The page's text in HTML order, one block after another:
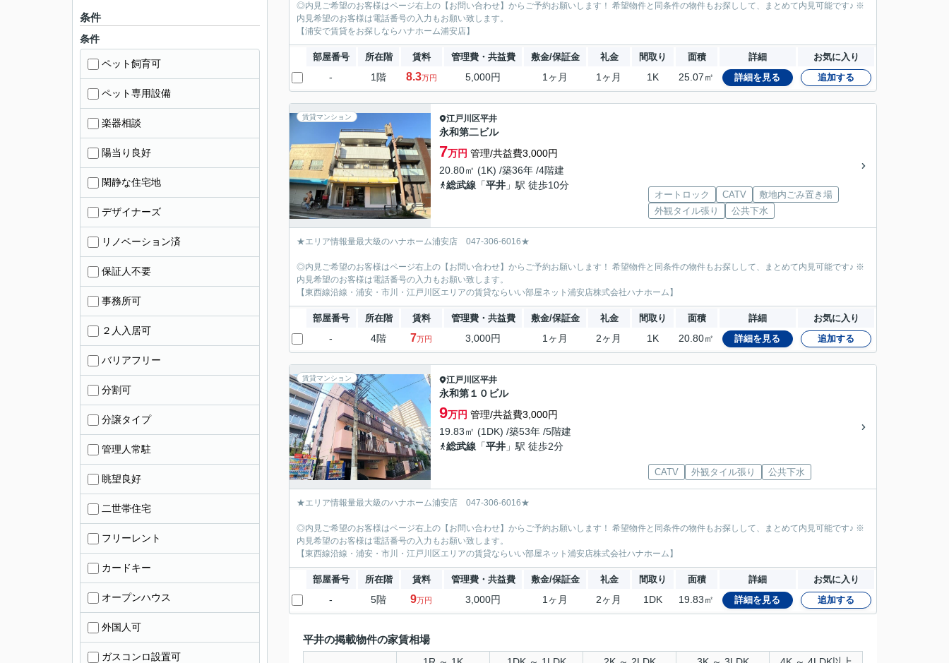
◎内見ご希望のお客様はページ右上の【お問い合わせ】からご予約お願いします！ 希望物件と同条件の物件もお探しして、まとめて内見可能です♪ ※
内見希望のお客様は電話番号の入力もお願い致します。
【浦安で賃貸をお探しならハナホーム浦安店】
部屋番号 所在階 賃料 管理費・共益費 敷金/保証金 礼金 間取り 面積 詳細 お気に入り
- 1階 8.3万円 5,000円 1ヶ月 1ヶ月 1K 25.07㎡ 詳細を見る 追加する
賃貸マンション 江戸川区平井
永和第二ビル
7万円 管理/共益費3,000円
20.80㎡ (1K) /築36年 /4階建
総武線 「平井 」駅 徒歩10分
オートロック CATV
敷地内ごみ置き場
外観タイル張り
公共下水
★エリア情報量最大級のハナホーム浦安店 047-306-6016★
◎内見ご希望のお客様はページ右上の【お問い合わせ】からご予約お願いします！ 希望物件と同条件の物件もお探しして、まとめて内見可能です♪ ※
内見希望のお客様は電話番号の入力もお願い致します。
【東西線沿線・浦安・市川・江戸川区エリアの賃貸ならいい部屋ネット浦安店株式会社ハナホーム】
部屋番号 所在階 賃料 管理費・共益費 敷金/保証金 礼金 間取り 面積 詳細 お気に入り
- 4階 7万円 3,000円 1ヶ月 2ヶ月 1K 20.80㎡ 詳細を見る 追加する
賃貸マンション 江戸川区平井
永和第１０ビル
9万円 管理/共益費3,000円
19.83㎡ (1DK) /築53年 /5階建
総武線 「平井 」駅 徒歩2分
CATV 外観タイル張り 公共下水
★エリア情報量最大級のハナホーム浦安店 047-306-6016★
◎内見ご希望のお客様はページ右上の【お問い合わせ】からご予約お願いします！ 希望物件と同条件の物件もお探しして、まとめて内見可能です♪ ※
内見希望のお客様は電話番号の入力もお願い致します。
【東西線沿線・浦安・市川・江戸川区エリアの賃貸ならいい部屋ネット浦安店株式会社ハナホーム】
部屋番号 所在階 賃料 管理費・共益費 敷金/保証金 礼金 間取り 面積 詳細 お気に入り
- 5階 9万円 3,000円 1ヶ月 2ヶ月 1DK 19.83㎡ 詳細を見る 追加する
平井の掲載物件の家賃相場
条件
条件
ペット飼育可
ペット専用設備
楽器相談
陽当り良好
閑静な住宅地
デザイナーズ
リノベーション済
保証人不要
事務所可
２人入居可
バリアフリー
分割可
分譲タイプ
管理人常駐
眺望良好
二世帯住宅
フリーレント
カードキー
オープンハウス
外国人可
ガスコンロ設置可